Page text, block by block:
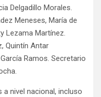
Delgadillo Morales.
Meneses, María de
Lezama Martínez.
Quintín Antar
Ramos. Secretario
nivel nacional, incluso